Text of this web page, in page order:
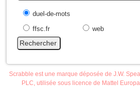
duel-de-mots
ffsc.fr
web
Scrabble est une marque déposée de J.W.
PLC, utilisée sous licence de Mattel Europa